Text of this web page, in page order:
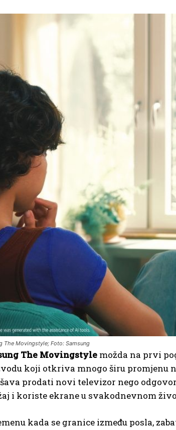
The Movingstyle; Foto: Samsung
The Movingstyle možda na prvi
koji otkriva mnogo širu promjenu
prodati novi televizor nego
i koriste ekrane u svakodnevnom
kada se granice između posla,